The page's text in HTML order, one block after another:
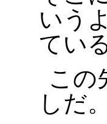
いう
てい
この
しだ。